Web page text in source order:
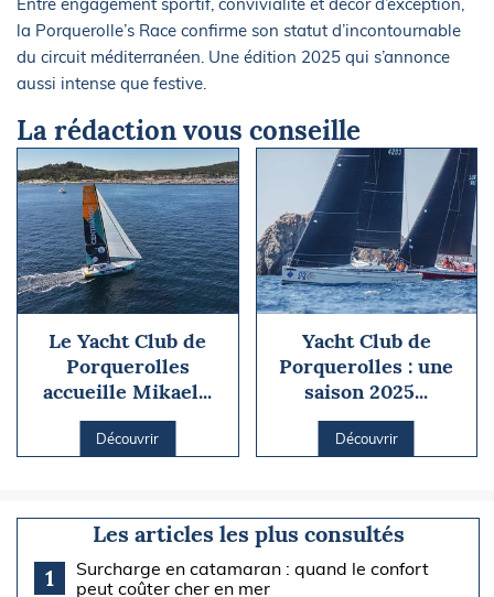
Entre engagement sportif, convivialité et décor d’exception,
la Porquerolle’s Race confirme son statut d’incontournable
du circuit méditerranéen. Une édition 2025 qui s’annonce
aussi intense que festive.
La rédaction vous conseille
Le Yacht Club de
Porquerolles
accueille Mikael...
Découvrir
Yacht Club de
Porquerolles : une
saison 2025...
Découvrir
Les articles les plus consultés
1
Surcharge en catamaran : quand le confort
peut coûter cher en mer